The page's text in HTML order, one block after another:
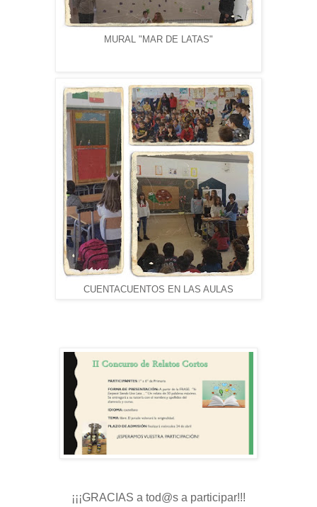
MURAL "MAR DE LATAS"
CUENTACUENTOS EN LAS AULAS
¡¡¡GRACIAS a tod@s a participar!!!